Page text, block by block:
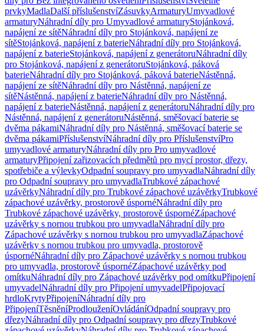
prvkyMadlaDalší příslušenstvíZásuvkyArmaturyUmyvadlové
armaturyNáhradní díly pro Umyvadlové armaturyStojánková,
napájení ze sítěNáhradní díly pro Stojánková, napájení ze
sítěStojánková, napájení z baterieNáhradní díly pro Stojánková,
napájení z baterieStojánková, napájení z generátoruNáhradní díly
pro Stojánková, napájení z generátoruStojánková, páková
baterieNáhradní díly pro Stojánková, páková baterieNástěnná,
napájení ze sítěNáhradní díly pro Nástěnná, napájení ze
sítěNástěnná, napájení z baterieNáhradní díly pro Nástěnná,
napájení z baterieNástěnná, napájení z generátoruNáhradní díly pro
Nástěnná, napájení z generátoruNástěnná, směšovací baterie se
dvěma pákamiNáhradní díly pro Nástěnná, směšovací baterie se
dvěma pákamiPříslušenstvíNáhradní díly pro PříslušenstvíPro
umyvadlové armaturyNáhradní díly pro Pro umyvadlové
armaturyPřipojení zařizovacích předmětů pro mycí prostor, dřezy,
spotřebiče a výlevkyOdpadní soupravy pro umyvadlaNáhradní díly
pro Odpadní soupravy pro umyvadlaTrubkové zápachové
uzávěrkyNáhradní díly pro Trubkové zápachové uzávěrkyTrubkové
zápachové uzávěrky, prostorově úspornéNáhradní díly pro
Trubkové zápachové uzávěrky, prostorově úspornéZápachové
uzávěrky s nornou trubkou pro umyvadlaNáhradní díly pro
Zápachové uzávěrky s nornou trubkou pro umyvadlaZápachové
uzávěrky s nornou trubkou pro umyvadla, prostorově
úspornéNáhradní díly pro Zápachové uzávěrky s nornou trubkou
pro umyvadla, prostorově úspornéZápachové uzávěrky pod
omítkuNáhradní díly pro Zápachové uzávěrky pod omítkuPřipojení
umyvadelNáhradní díly pro Připojení umyvadelPřipojovací
hrdloKrytyPřipojeníNáhradní díly pro
PřipojeníTěsněníProdlouženíOvládáníOdpadní soupravy pro
dřezyNáhradní díly pro Odpadní soupravy pro dřezyTrubkové